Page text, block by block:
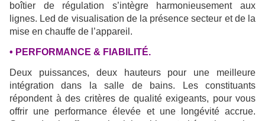
boîtier de régulation s’intègre harmonieusement aux
lignes. Led de visualisation de la présence secteur et de la
mise en chauffe de l’appareil.
• PERFORMANCE & FIABILITÉ.
Deux puissances, deux hauteurs pour une meilleure
intégration dans la salle de bains. Les constituants
répondent à des critères de qualité exigeants, pour vous
offrir une performance élevée et une longévité accrue.